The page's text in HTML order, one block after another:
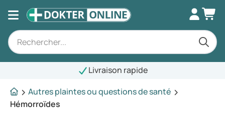
Livraison rapide
Autres plaintes ou questions de santé
Hémorroïdes